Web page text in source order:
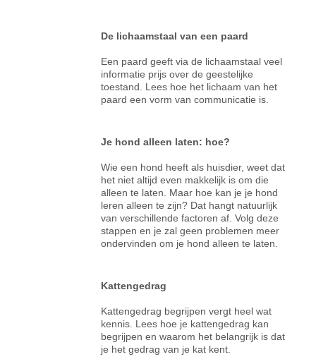
De lichaamstaal van een paard
Een paard geeft via de lichaamstaal veel
informatie prijs over de geestelijke
toestand. Lees hoe het lichaam van het
paard een vorm van communicatie is.
Je hond alleen laten: hoe?
Wie een hond heeft als huisdier, weet dat
het niet altijd even makkelijk is om die
alleen te laten. Maar hoe kan je je hond
leren alleen te zijn? Dat hangt natuurlijk
van verschillende factoren af. Volg deze
stappen en je zal geen problemen meer
ondervinden om je hond alleen te laten.
Kattengedrag
Kattengedrag begrijpen vergt heel wat
kennis. Lees hoe je kattengedrag kan
begrijpen en waarom het belangrijk is dat
je het gedrag van je kat kent.